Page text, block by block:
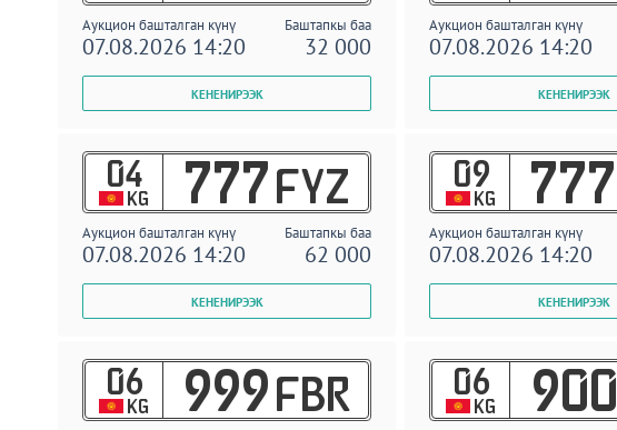
Аукцион башталган күнү Баштапкы баа
07.08.2026 14:20 32 000
Аукцион башталган күнү
07.08.2026 14:20
04
KG 777 FYZ
Аукцион башталган күнү Баштапкы баа
07.08.2026 14:20 62 000
09
KG 777
Аукцион башталган күнү
07.08.2026 14:20
06
KG 999 FBR 06
KG 900